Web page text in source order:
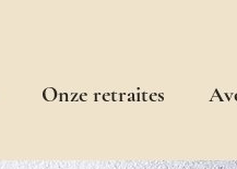
Onze retraites